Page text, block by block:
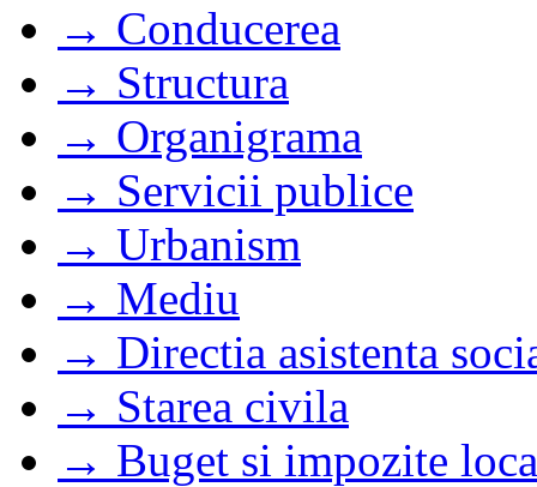
→ Conducerea
→ Structura
→ Organigrama
→ Servicii publice
→ Urbanism
→ Mediu
→ Directia asistenta
→ Starea civila
→ Buget si impozite